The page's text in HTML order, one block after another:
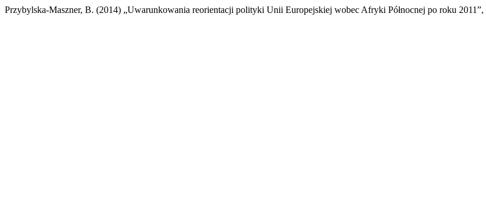
Przybylska-Maszner, B. (2014) „Uwarunkowania reorientacji polityki Unii Europejskiej wobec Afryki Północnej po roku 2011”,